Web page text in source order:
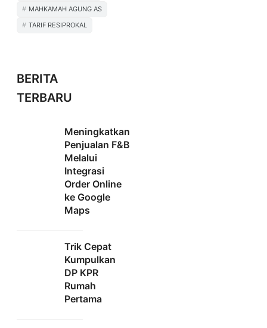
MAHKAMAH AGUNG AS
TARIF RESIPROKAL
BERITA
TERBARU
Meningkatkan
Penjualan F&B
Melalui
Integrasi
Order Online
ke Google
Maps
Trik Cepat
Kumpulkan
DP KPR
Rumah
Pertama